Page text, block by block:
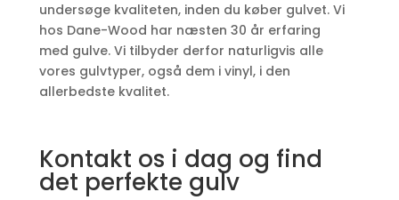
undersøge kvaliteten, inden du køber gulvet. Vi
hos Dane-Wood har næsten 30 år erfaring
med gulve. Vi tilbyder derfor naturligvis alle
vores gulvtyper, også dem i vinyl, i den
allerbedste kvalitet.
Kontakt os i dag og find
det perfekte gulv